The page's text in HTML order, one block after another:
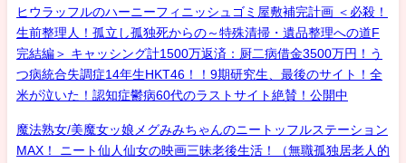
ヒウラッフルのハーニーフィニッシュゴミ屋敷補完計画 ＜必殺！
生前整理人！孤立し孤独死からの～特殊清掃・遺品整理への道F
完結編＞ キャッシング計1500万返済：厨二病借金3500万円！う
つ病統合失調症14年生HKT46！！9期研究生、最後のサイト！全
米が泣いた！認知症鬱病60代のラストサイト絶賛！公開中
魔法熟女/美魔女ッ娘メグみみちゃんのニートッフルステーション
MAX！ ニート仙人仙女の映画三昧老後生活！（無職孤独居老人的